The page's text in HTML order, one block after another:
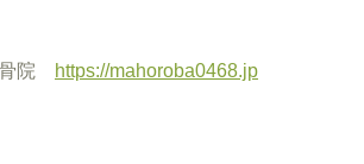
骨院 https://mahoroba0468.jp